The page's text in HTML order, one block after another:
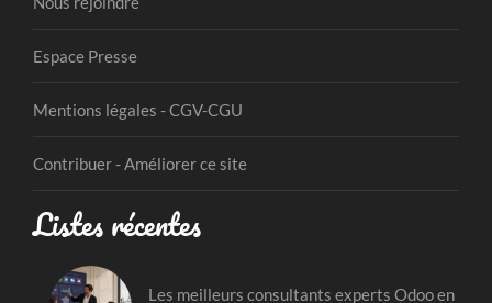
Espace Presse
Mentions légales - CGV-CGU
Contribuer - Améliorer ce site
Listes récentes
Les meilleurs consultants experts Odoo en